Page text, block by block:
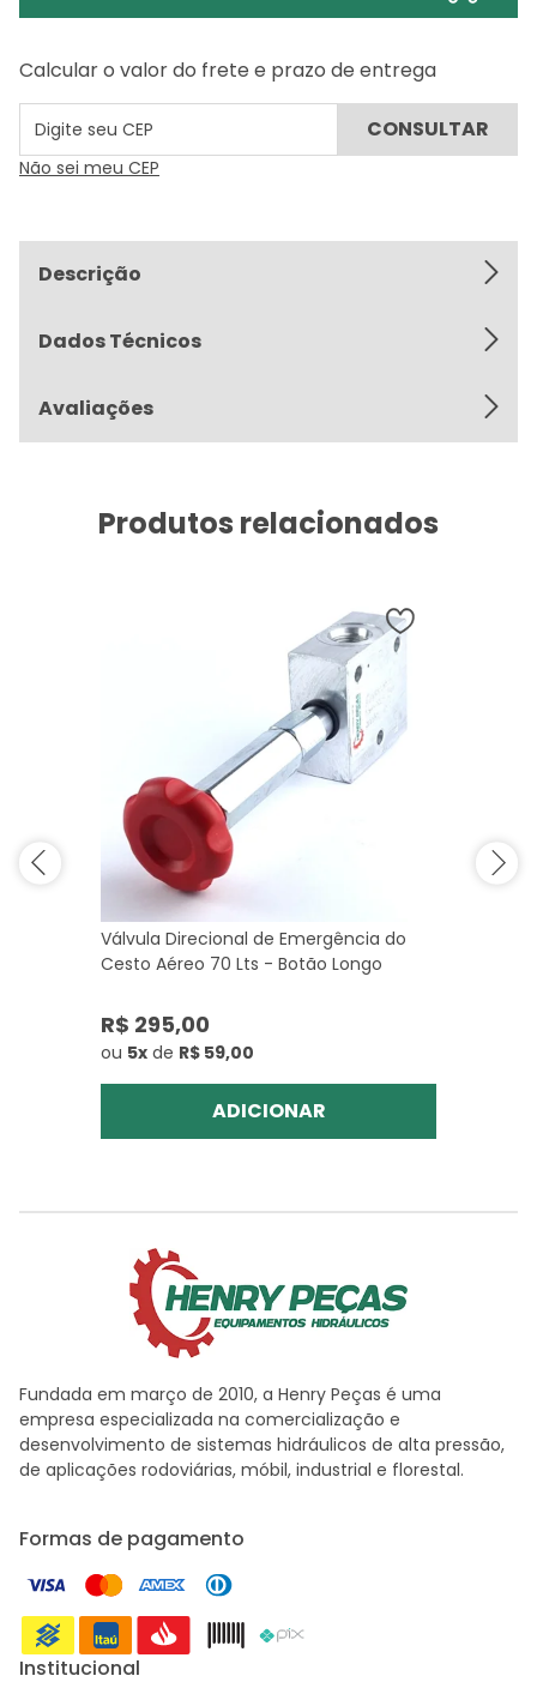
Calcular o valor do frete e prazo de entrega
Não sei meu CEP
Descrição
Dados Técnicos
Avaliações
Produtos relacionados
Válvula Direcional de Emergência do
Cesto Aéreo 70 Lts - Botão Longo
R$ 295,00
ou 5x de R$ 59,00
ADICIONAR
Fundada em março de 2010, a Henry Peças é uma
empresa especializada na comercialização e
desenvolvimento de sistemas hidráulicos de alta pressão,
de aplicações rodoviárias, móbil, industrial e florestal.
Formas de pagamento
Institucional